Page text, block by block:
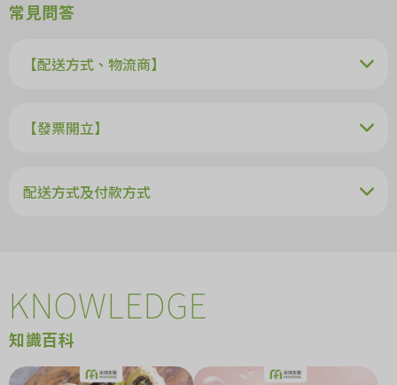
常見問答
【配送方式、物流商】
【發票開立】
配送方式及付款方式
KNOWLEDGE
知識百科